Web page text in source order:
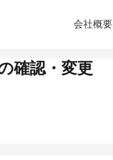
会社概要
確認・変更